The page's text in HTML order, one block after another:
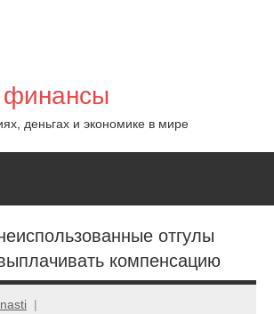
финансы
деньгах и экономике в мире
отгулы
компенсацию